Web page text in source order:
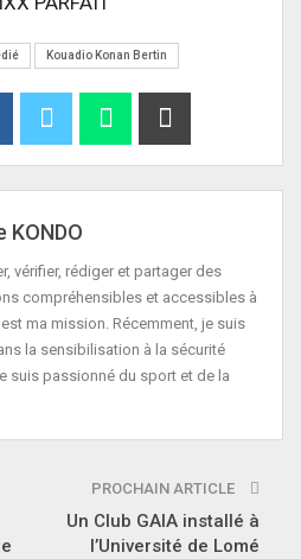
Kouadio Konan Bertin
KONDO
vérifier, rédiger et partager des
compréhensibles et accessibles à
ma mission. Récemment, je suis
la sensibilisation à la sécurité
suis passionné du sport et de la
PROCHAIN ARTICLE
Un Club GAIA installé à
l’Université de Lomé